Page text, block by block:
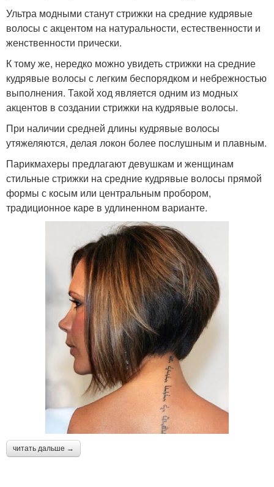
Ультра модными станут стрижки на средние кудрявые
волосы с акцентом на натуральности, естественности и
женственности прически.
К тому же, нередко можно увидеть стрижки на средние
кудрявые волосы с легким беспорядком и небрежностью
выполнения. Такой ход является одним из модных
акцентов в создании стрижки на кудрявые волосы.
При наличии средней длины кудрявые волосы
утяжеляются, делая локон более послушным и плавным.
Парикмахеры предлагают девушкам и женщинам
стильные стрижки на средние кудрявые волосы прямой
формы с косым или центральным пробором,
традиционное каре в удлиненном варианте.
читать дальше →